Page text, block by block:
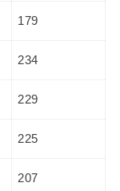
179
234
229
225
207